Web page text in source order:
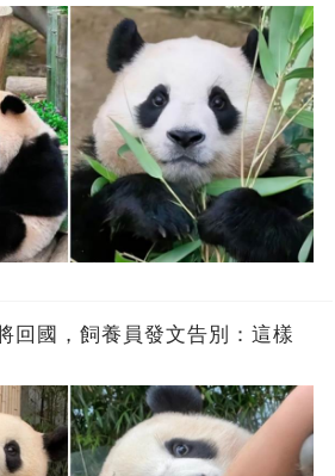
回國，飼養員發文告別：這樣